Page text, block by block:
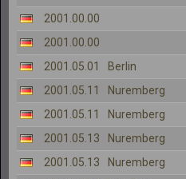
2001.00.00
2001.00.00
2001.05.01
Berlin
2001.05.11
Nuremberg
2001.05.11
Nuremberg
2001.05.13
Nuremberg
2001.05.13
Nuremberg